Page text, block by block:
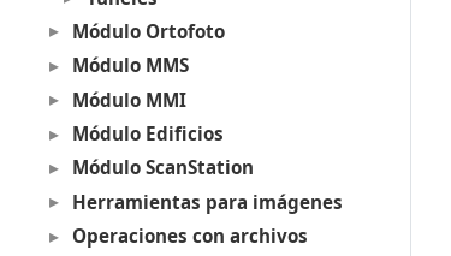
Módulo Ortofoto
Módulo MMS
Módulo MMI
Módulo Edificios
Módulo ScanStation
Herramientas para imágenes
Operaciones con archivos